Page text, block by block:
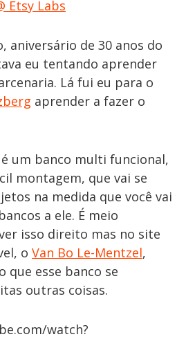
aniversário de 30 anos do
eu tentando aprender
Lá fui eu para o
aprender a fazer o
é um banco multi funcional,
montagem, que vai se
na medida que você vai
a ele. É meio
isso direito mas no site
o Van Bo Le-Mentzel,
que esse banco se
outras coisas.
watch?